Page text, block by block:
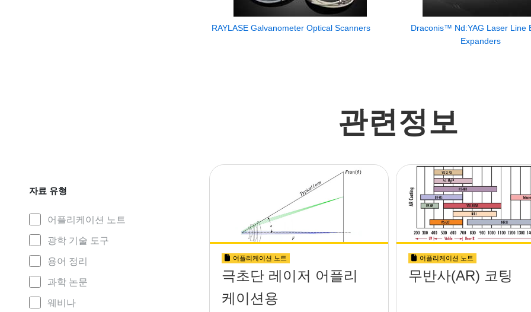
RAYLASE Galvanometer Optical Scanners
Draconis™ Nd:YAG Laser Line
Expanders
관련정보
자료 유형
어플리케이션 노트
광학 기술 도구
용어 정리
과학 논문
웨비나
어플리케이션 노트
극초단 레이저 어플리
케이션용
어플리케이션 노트
무반사(AR) 코팅